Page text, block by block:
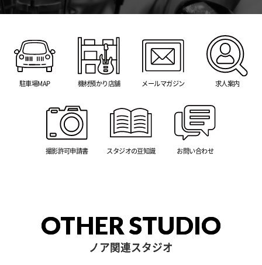
駐車場MAP 機材預かり店舗 メールマガジン 求人案内
撮影許可申請書 スタジオの豆知識 お問い合わせ
OTHER STUDIO
ノア関連スタジオ